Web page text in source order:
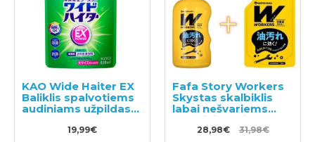
KAO Wide Haiter EX
Baliklis spalvotiems
audiniams užpildas
19,99€
Fafa Story Workers
Skystas skalbiklis
labai nešvariems
skalbiniams ir darbo
drabužiams 800ml +
28,98€ 31,98€